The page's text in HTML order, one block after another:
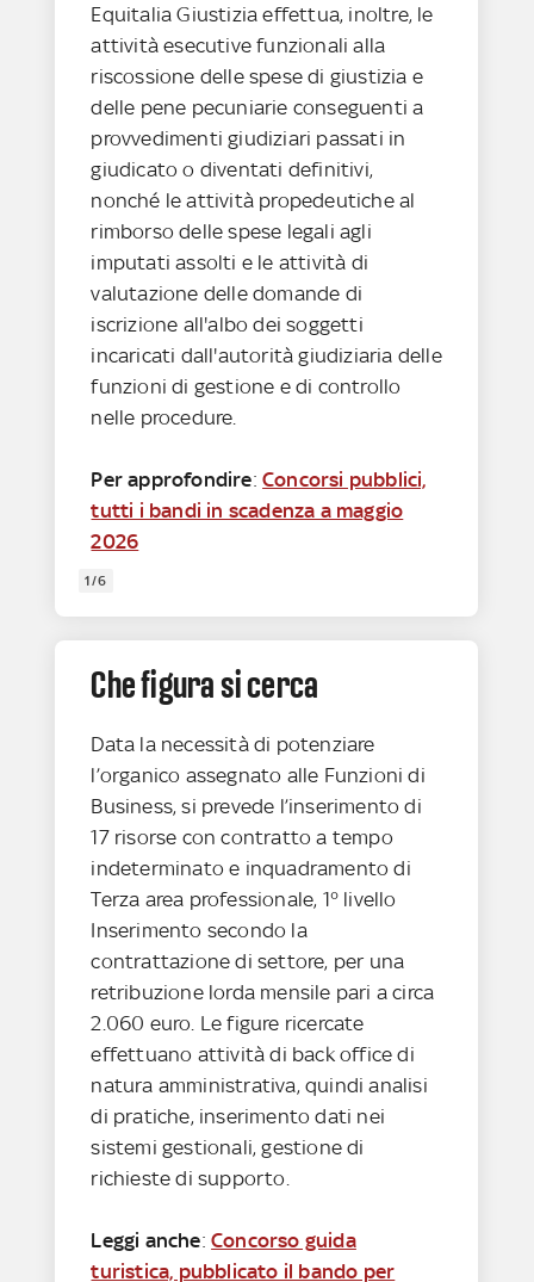
Equitalia Giustizia effettua, inoltre, le
attività esecutive funzionali alla
riscossione delle spese di giustizia e
delle pene pecuniarie conseguenti a
provvedimenti giudiziari passati in
giudicato o diventati definitivi,
nonché le attività propedeutiche al
rimborso delle spese legali agli
imputati assolti e le attività di
valutazione delle domande di
iscrizione all'albo dei soggetti
incaricati dall'autorità giudiziaria delle
funzioni di gestione e di controllo
nelle procedure.
Per approfondire:Concorsi pubblici,
tutti i bandi in scadenza a maggio
2026
1/6
Che figura si cerca
Data la necessità di potenziare
l’organico assegnato alle Funzioni di
Business, si prevede l’inserimento di
17 risorse con contratto a tempo
indeterminato e inquadramento di
Terza area professionale, 1° livello
Inserimento secondo la
contrattazione di settore, per una
retribuzione lorda mensile pari a circa
2.060 euro. Le figure ricercate
effettuano attività di back office di
natura amministrativa, quindi analisi
di pratiche, inserimento dati nei
sistemi gestionali, gestione di
richieste di supporto.
Leggi anche:Concorso guida
turistica, pubblicato il bando per